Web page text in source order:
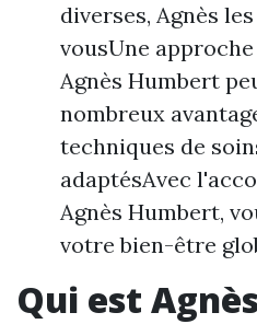
diverses, Agnès
vousUne
Agnès Humbert
nombreux
techniques de
adaptésAvec
Agnès Humbert,
votre bien-être
Qui est